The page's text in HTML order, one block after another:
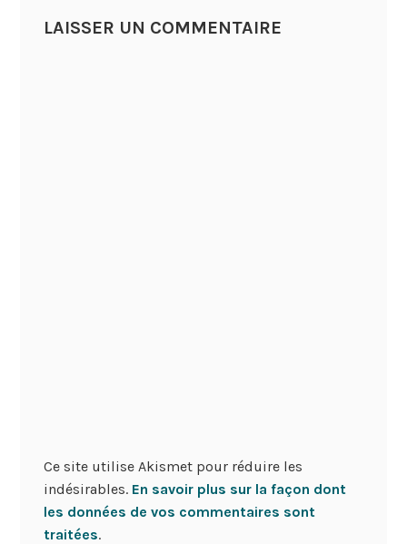
L’ARTICLE
LAISSER UN COMMENTAIRE
Ce site utilise Akismet pour réduire les
indésirables. En savoir plus sur la façon dont
les données de vos commentaires sont
traitées.